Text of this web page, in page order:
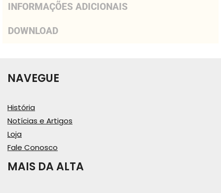
INFORMAÇÕES ADICIONAIS
DOWNLOAD
NAVEGUE
História
Notícias e Artigos
Loja
Fale Conosco
MAIS DA ALTA